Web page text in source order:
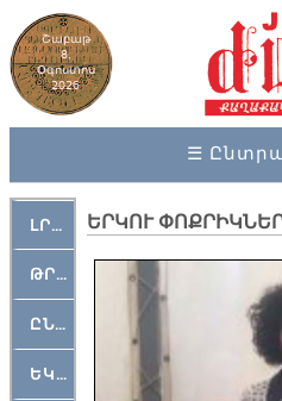
Շաբաթ
8,
Օգոստոս
2026
☰
ԼՐԱՀՈՍ
ԹՐՔԱՀԱՅ ԿԵԱՆՔ
ԸՆԿԵՐԱՄՇԱԿՈՒԹԱՅԻՆ
ԵԿԵՂԵՑԱԿԱՆ
ԵՐԿՈՒ